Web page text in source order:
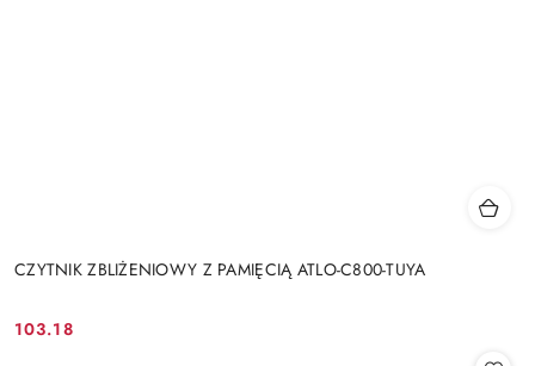
CZYTNIK ZBLIŻENIOWY Z PAMIĘCIĄ ATLO-C800-TUYA
Cena:
103.18